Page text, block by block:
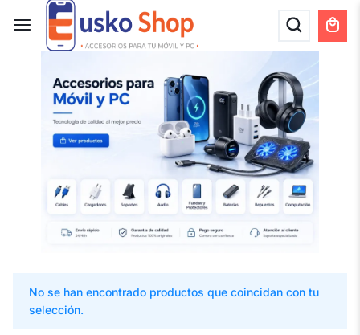
No se han encontrado productos que coincidan con tu
selección.